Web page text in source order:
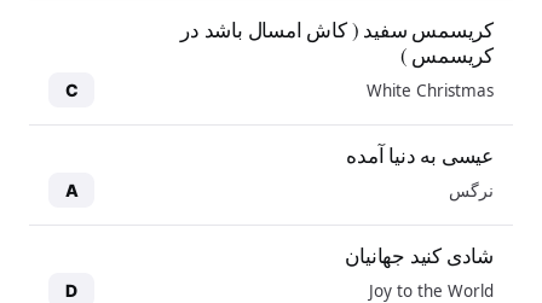
کریسمس سفید ( کاش امسال باشد در
کریسمس )
White Christmas
C
عیسی به دنیا آمده
نرگس A
شادی کنید جهانیان
Joy to the World
D